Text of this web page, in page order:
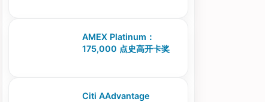
AMEX Platinum：
175,000 点史高开卡奖
Citi AAdvantage